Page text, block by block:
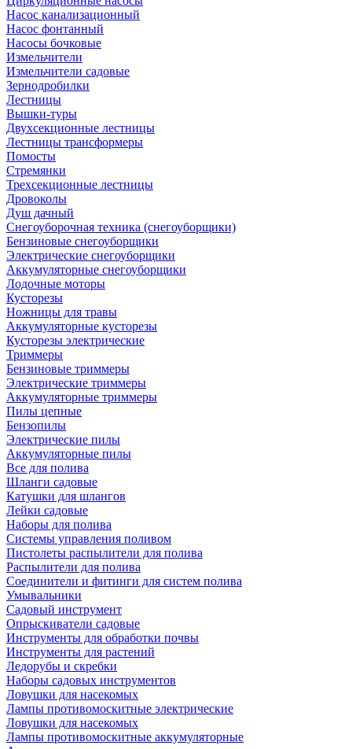
Насос канализационный
Насос фонтанный
Насосы бочковые
Измельчители
Измельчители садовые
Зернодробилки
Лестницы
Вышки-туры
Двухсекционные лестницы
Лестницы трансформеры
Помосты
Стремянки
Трехсекционные лестницы
Дровоколы
Душ дачный
Снегоуборочная техника (снегоуборщики)
Бензиновые снегоуборщики
Электрические снегоуборщики
Аккумуляторные снегоуборщики
Лодочные моторы
Кусторезы
Ножницы для травы
Аккумуляторные кусторезы
Кусторезы электрические
Триммеры
Бензиновые триммеры
Электрические триммеры
Аккумуляторные триммеры
Пилы цепные
Бензопилы
Электрические пилы
Аккумуляторные пилы
Все для полива
Шланги садовые
Катушки для шлангов
Лейки садовые
Наборы для полива
Системы управления поливом
Пистолеты распылители для полива
Распылители для полива
Соединители и фитинги для систем полива
Умывальники
Садовый инструмент
Опрыскиватели садовые
Инструменты для обработки почвы
Инструменты для растений
Ледорубы и скребки
Наборы садовых инструментов
Ловушки для насекомых
Лампы противомоскитные электрические
Ловушки для насекомых
Лампы противомоскитные аккумуляторные